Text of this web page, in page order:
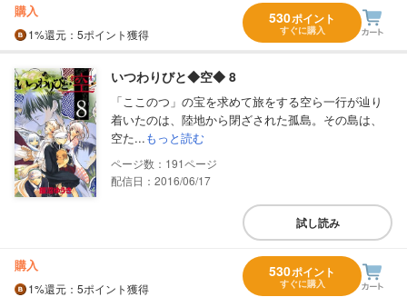
購入
1%還元 ：5ポイント獲得
530ポイント
すぐに購入
いつわりびと◆空◆ 8
「ここのつ」の宝を求めて旅をする空ら一行が辿り
着いたのは、陸地から閉ざされた孤島。その島は、
空た...もっと読む
191
配信日：2016/06/17
試し読み
購入
1%還元 ：5ポイント獲得
530ポイント
すぐに購入